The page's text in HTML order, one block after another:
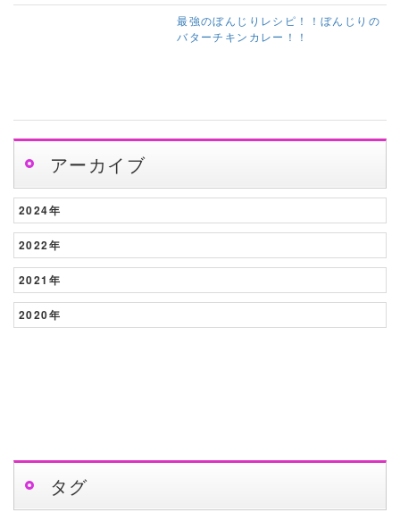
最強のぼんじりレシピ！！ぼんじりの
バターチキンカレー！！
アーカイブ
2024年
2022年
2021年
2020年
タグ